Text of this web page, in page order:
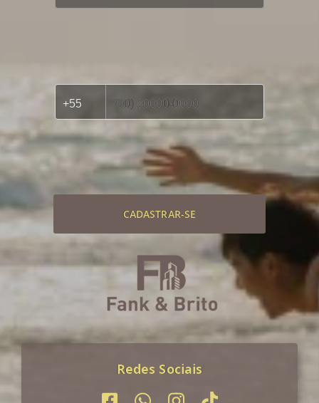
CADASTRAR-SE
Redes Sociais